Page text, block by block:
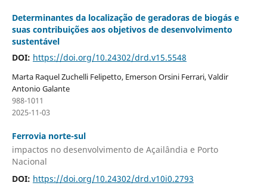
Determinantes da localização de geradoras de biogás e
suas contribuições aos objetivos de desenvolvimento
sustentável
DOI: https://doi.org/10.24302/drd.v15.5548
Marta Raquel Zuchelli Felipetto, Emerson Orsini Ferrari, Valdir
Antonio Galante
988-1011
2025-11-03
Ferrovia norte-sul
impactos no desenvolvimento de Açailândia e Porto
Nacional
DOI: https://doi.org/10.24302/drd.v10i0.2793